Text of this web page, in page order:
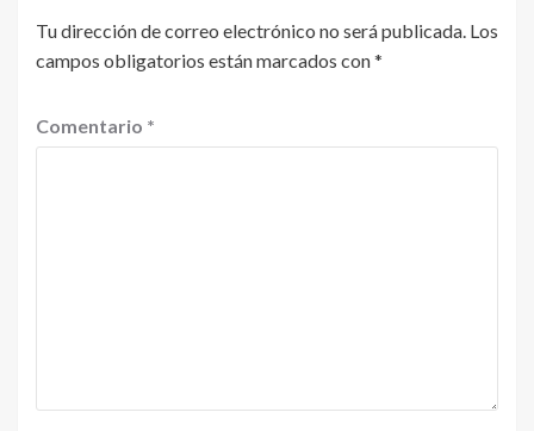
Tu dirección de correo electrónico no será publicada. Los
campos obligatorios están marcados con*
Comentario *